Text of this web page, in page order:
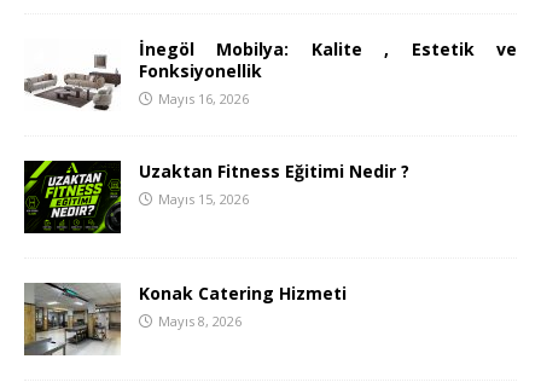
İnegöl Mobilya: Kalite , Estetik ve
Fonksiyonellik
Mayıs 16, 2026
Uzaktan Fitness Eğitimi Nedir ?
Mayıs 15, 2026
Konak Catering Hizmeti
Mayıs 8, 2026